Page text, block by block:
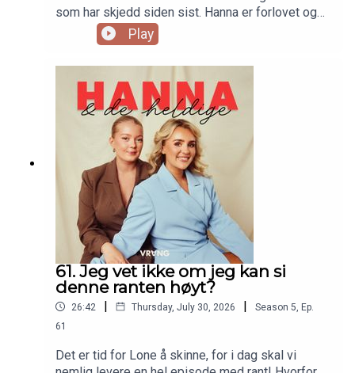
som har skjedd siden sist. Hanna er forlovet og
forteller alt om det nydelige frieriet, og ja, det blir
tårer i studio. Lone er skuffet over gutta sine i
tiden fremover. Velkommen tilbake!
Play
61. Jeg vet ikke om jeg kan si
denne ranten høyt?
26:42 | Thursday, July 30, 2026 | Season 5 Ep.
61
Det er tid for Lone å skinne, for i dag skal vi